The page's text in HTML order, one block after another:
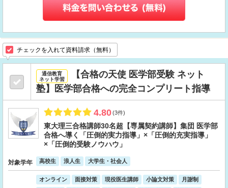
チェックを入れて資料請求（無料）
通信教育
ネット学習
【合格の天使 医学部受験 ネット
塾】医学部合格への完全コンプリート指導
4.80(3件)
東大理三合格講師30名超【専属契約講師】集団 医学部
合格へ導く「圧倒的実力指導」×「圧倒的充実指導」
×「圧倒的受験ノウハウ」
対象学年 高校生 浪人生 大学生・社会人
オンライン 面接対策 現役医生講師 小論文対策
月謝制